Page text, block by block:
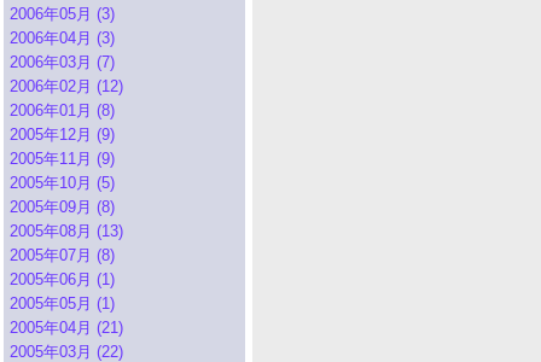
2006年05月 (3)
2006年04月 (3)
2006年03月 (7)
2006年02月 (12)
2006年01月 (8)
2005年12月 (9)
2005年11月 (9)
2005年10月 (5)
2005年09月 (8)
2005年08月 (13)
2005年07月 (8)
2005年06月 (1)
2005年05月 (1)
2005年04月 (21)
2005年03月 (22)